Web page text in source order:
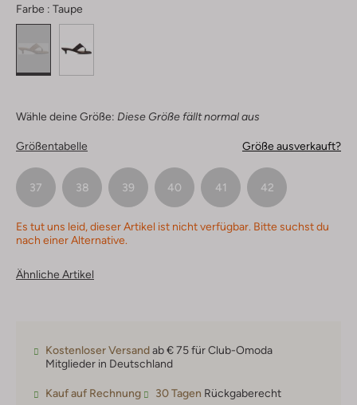
Farbe : Taupe
Wähle deine Größe: Diese Größe fällt normal aus
Größentabelle Größe ausverkauft?
37 38 39 40 41 42
Es tut uns leid, dieser Artikel ist nicht verfügbar. Bitte suchst du
nach einer Alternative.
Ähnliche Artikel
Kostenloser Versandab € 75 für Club-Omoda
Mitglieder in Deutschland
Kauf auf Rechnung 30 Tagen Rückgaberecht